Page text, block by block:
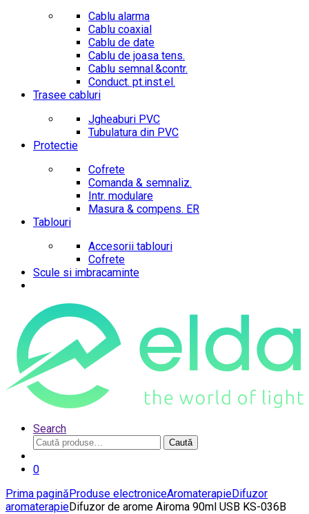
Cablu alarma
Cablu coaxial
Cablu de date
Cablu de joasa tens.
Cablu semnal.&contr.
Conduct. pt.inst.el.
Trasee cabluri
Jgheaburi PVC
Tubulatura din PVC
Protectie
Cofrete
Comanda & semnaliz.
Intr. modulare
Masura & compens. ER
Tablouri
Accesorii tablouri
Cofrete
Scule si imbracaminte
Search
Caută
după:
Caută
0
Prima paginăProduse electroniceAromaterapieDifuzor
aromaterapieDifuzor de arome Airoma 90ml USB KS-036B